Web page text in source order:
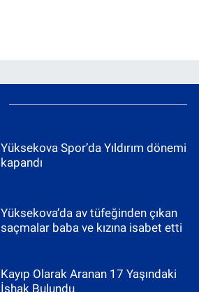
Yüksekova Spor’da Yıldırım dönemi
kapandı
Yüksekova’da av tüfeğinden çıkan
saçmalar baba ve kızına isabet etti
Kayıp Olarak Aranan 17 Yaşındaki
İshak Bulundu